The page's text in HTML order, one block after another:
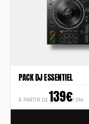
PACK DJ ESSENTIEL
À PARTIR DE139€/ 24h